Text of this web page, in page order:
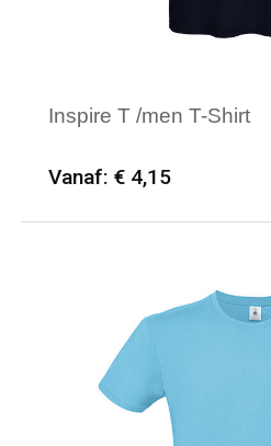
Inspire T /men T-Shirt
Vanaf: € 4,15
Minimale afname: 25